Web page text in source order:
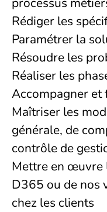
Rédiger les
Paramétrer la
Résoudre les
Réaliser les
Accompagner
Maîtriser les
générale, de
contrôle de
Mettre en œuvre
D365 ou de nos
chez les clients